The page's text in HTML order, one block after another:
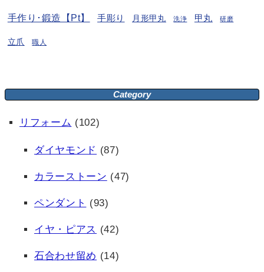
手作り･鍛造【Pt】 手彫り 月形甲丸 洗浄 甲丸 研磨
立爪 職人
Category
リフォーム (102)
ダイヤモンド (87)
カラーストーン (47)
ペンダント (93)
イヤ・ピアス (42)
石合わせ留め (14)